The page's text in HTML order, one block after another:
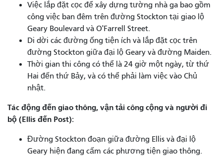
Việc lắp đặt cọc để xây dựng tường nhà ga bao gồm
công việc ban đêm trên đường Stockton tại giao lộ
Geary Boulevard và O'Farrell Street.
Di dời các đường ống tiện ích và lắp đặt cọc trên
đường Stockton giữa đại lộ Geary và đường Maiden.
Thời gian thi công có thể là 24 giờ một ngày, từ thứ
Hai đến thứ Bảy, và có thể phải làm việc vào Chủ
nhật.
Tác động đến giao thông, vận tải công cộng và người đi
bộ (Ellis đến Post):
Đường Stockton đoạn giữa đường Ellis và đại lộ
Geary hiện đang cấm các phương tiện giao thông.